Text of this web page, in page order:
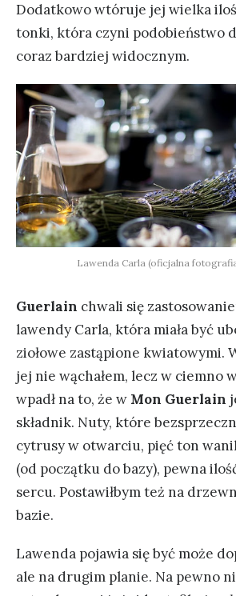
Dodatkowo wtóruje jej wielka
tonki, która czyni podobieństwo
coraz bardziej widocznym.
Lawenda Carla (oficjalna
Guerlain chwali się
lawendy Carla, która miała być
ziołowe zastąpione kwiatowymi.
jej nie wąchałem, lecz w ciemno
wpadł na to, że w Mon Guerlain
składnik. Nuty, które
cytrusy w otwarciu, pięć ton
(od początku do bazy), pewna
sercu. Postawiłbym też na
bazie.
Lawenda pojawia się być może
ale na drugim planie. Na pewno